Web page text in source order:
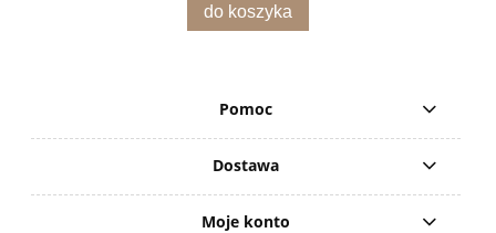
do koszyka
Pomoc
Dostawa
Moje konto